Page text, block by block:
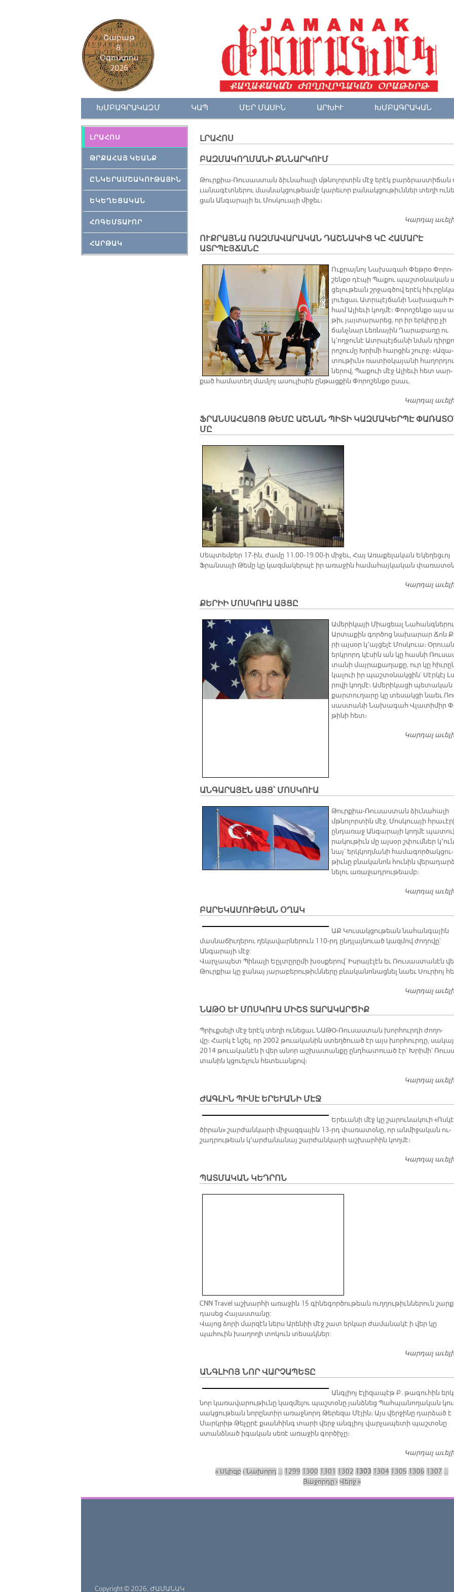
Շաբաթ
8,
Օգոստոս
2026
ԽՄԲԱԳՐԱԿԱԶՄ ԿԱՊ ՄԵՐ ՄԱՍԻՆ ԱՐԽԻՒ ԽՄԲԱԳՐԱԿԱՆ
ԼՐԱՀՈՍ
ԹՐՔԱՀԱՅ ԿԵԱՆՔ
ԸՆԿԵՐԱՄՇԱԿՈՒԹԱՅԻՆ
ԵԿԵՂԵՑԱԿԱՆ
ՀՈԳԵՄՏԱՒՈՐ
ՀԱՐԹԱԿ
ԼՐԱՀՈՍ
ԲԱԶՄԱԿՈՂՄԱՆԻ ՔՆՆԱՐԿՈՒՄ
Թուր­քիա-Ռու­սաս­տան ձիւ­նա­հա­լի մթնո­լոր­տին մէջ ե­րէկ բարձ­րաս­տի­ճան
ւա­նա­գէտ­նե­րու մաս­նակ­ցու­թեամբ կա­րե­ւոր բա­նակ­ցու­թիւն­ներ տե­ղի
ցան Ան­գա­րա­յի եւ Մոս­կուա­յի մի­ջեւ։
Կարդալ
ՈՒՔՐԱՅՆԱ ՌԱԶՄԱՎԱՐԱԿԱՆ ԴԱՇՆԱԿԻՑ ԿԸ ՀԱՄԱՐԷ
ԱՏՐՊԷՅՃԱՆԸ
Ուք­րայ­նոյ Նա­խա­գահ Փեթ­րօ Փո­րո­
շեն­քօ դէ­պի Պա­քու պաշ­տօ­նա­կան
ցե­լու­թեան շրջագ­ծով ե­րէկ
լուե­ցաւ Ատր­պէյ­ճա­նի Նա­խա­գահ
համ Ա­լիե­ւի կող­մէ։ Փո­րո­շեն­քօ այս
թիւ յայ­տա­րա­րեց, որ իր եր­կի­րը չի
ճանչ­նար Լեռ­նա­յին Ղա­րա­բա­ղը ու
կ՚ող­ջու­նէ Ատր­պէյ­ճա­նի նման
րո­շու­մը Խրի­մի հար­ցին շուրջ։ «Ա­զա­
տու­թիւն» ռա­տիօ­կա­յա­նի
նե­րով, Պա­քուի մէջ Ա­լիե­ւի հետ սար­
քած հա­մա­տեղ մամ­լոյ ա­սու­լի­սին ըն­թաց­քին Փո­րո­շեն­քօ ը­սաւ.
Կարդալ
ՖՐԱՆՍԱՀԱՅՈՑ ԹԵՄԸ ԱՇՆԱՆ ՊԻՏԻ ԿԱԶՄԱԿԵՐՊԷ
ՄԸ
Սեպ­տեմ­բեր 17-ին, ժա­մը 11.00-19.00-ի մի­ջեւ, Հայ Ա­ռա­քե­լա­կան Ե­կե­ղեց­ւոյ
Ֆրան­սա­յի Թե­մը կը կազ­մա­կեր­պէ իր ա­ռա­ջին հա­մա­հայ­կա­կան
Կարդալ
ՔԵՐԻԻ ՄՈՍԿՈՒԱ ԱՅՑԸ
Ա­մե­րի­կա­յի Միա­ցեալ Նա­հանգ­նե­րու
Ար­տա­քին գոր­ծոց նա­խա­րար Ճոն
րի այ­սօր կ՚այ­ցե­լէ Մոս­կուա։ Օ­րուան
երկ­րորդ կէ­սին ան կը հաս­նի
տա­նի մայ­րա­քա­ղա­քը, ուր կը
կա­լուի իր պաշ­տօ­նակ­ցին՝ Սէր­կէյ
րո­վի կող­մէ։ Ա­մե­րի­կա­ցի պե­տա­կան
քար­տու­ղա­րը կը տե­սակ­ցի նաեւ
սաս­տա­նի Նա­խա­գահ Վլա­տի­միր
թի­նի հետ։
Կարդալ
ԱՆԳԱՐԱՅԷՆ ԱՅՑ՝ ՄՈՍԿՈՒԱ
Թուր­քիա-Ռու­սաս­տան ձիւ­նա­հա­լի
մթնո­լոր­տին մէջ, Մոս­կուա­յի
ըն­դա­ռաջ Ան­գա­րա­յի կող­մէ
րա­կու­թիւն մը այ­սօր շփում­ներ
նայ՝ երկ­կող­մա­նի հա­մա­գոր­ծակ­ցու­
թիւ­նը բնա­կա­նոն հու­նին
նե­լու ա­ռա­ջադ­րու­թեամբ։
Կարդալ
ԲԱՐԵԿԱՄՈՒԹԵԱՆ ՕՂԱԿ
ԱՔ Կուսակցութեան նահանգային
մասնաճիւղերու ղեկավարներուն 110-րդ ընդլայնուած կազմով ժողովը՝
Անգարայի մէջ:
Վարչապետ Պինալի Եըլտըրըմի խօսքերով՝ Իսրայէլէն եւ Ռուսաստանէն
Թուրքիա կը ջանայ յարաբերութիւնները բնականոնացնել նաեւ Սուրիոյ
Կարդալ
ՆԱԹՕ ԵՒ ՄՈՍԿՈՒԱ ՄԻՇՏ ՏԱՐԱԿԱՐԾԻՔ
Պրիւք­սե­լի մէջ ե­րէկ տե­ղի ու­նե­ցաւ ՆԱ­ԹՕ-Ռու­սաս­տան խոր­հուր­դի ժո­ղո­
վը։ Հարկ է նշել, որ 2002 թուա­կա­նին ստեղ­ծուած էր այս խոր­հուր­դը,
2014 թուա­կա­նէն ի վեր ա­նոր աշ­խա­տան­քը ընդ­հա­տուած էր՝ Խրի­մի՝
տա­նին կցուե­լուն հե­տե­ւան­քով։
Կարդալ
ԺԱԳԼԻՆ ՊԻՍԷ ԵՐԵՒԱՆԻ ՄԷՋ
Ե­րե­ւա­նի մէջ կը շա­րու­նա­կուի «Ոս­կէ
ծի­րան» շար­ժան­կա­րի մի­ջազ­գա­յին 13-րդ փա­ռա­տօ­նը, որ ան­մի­ջա­կան ու­
շադ­րու­թեան կ՚ար­ժա­նա­նայ շար­ժան­կա­րի աշ­խար­հին կող­մէ։
Կարդալ
ՊԱՏՄԱԿԱՆ ԿԵԴՐՈՆ
CNN Travel աշխարհի առաջին 15 գինեգործութեան ուղղութիւններուն
դասեց Հայաստանը:
Վայոց ձորի մարզէն ներս Արենիի մէջ շատ երկար ժամանակէ ի վեր կը
պահուին խաղողի տոկուն տեսակներ:
Կարդալ
ԱՆԳԼԻՈՅ ՆՈՐ ՎԱՐՉԱՊԵՏԸ
Անգ­լիոյ Է­լի­զա­պէթ Բ. թա­գու­հին
նոր կա­ռա­վա­րու­թիւ­նը կազ­մե­լու պաշ­տօ­նը յանձ­նեց Պահ­պա­նո­ղա­կան
սակ­ցու­թեան նո­րըն­տիր ա­ռաջ­նորդ Թե­րե­զա Մէ­յին։ Այս վեր­ջի­նը դար­ձած է
Մարկ­րիթ Թե­չը­րէ քսան­հինգ տա­րի վերջ անգ­լիոյ վար­չա­պե­տի պաշ­տօ­նը
ստանձ­նած ի­գա­կան սե­ռէ ա­ռա­ջին գոր­ծի­չը։
Կարդալ
Էջեր
« Սկիզբ ‹ Նախորդ … 1299 1300 1301 1302 1303 1304 1305 1306 1307 …
Յաջորդը › Վերջ »
Copyright © 2026, ԺԱՄԱՆԱԿ